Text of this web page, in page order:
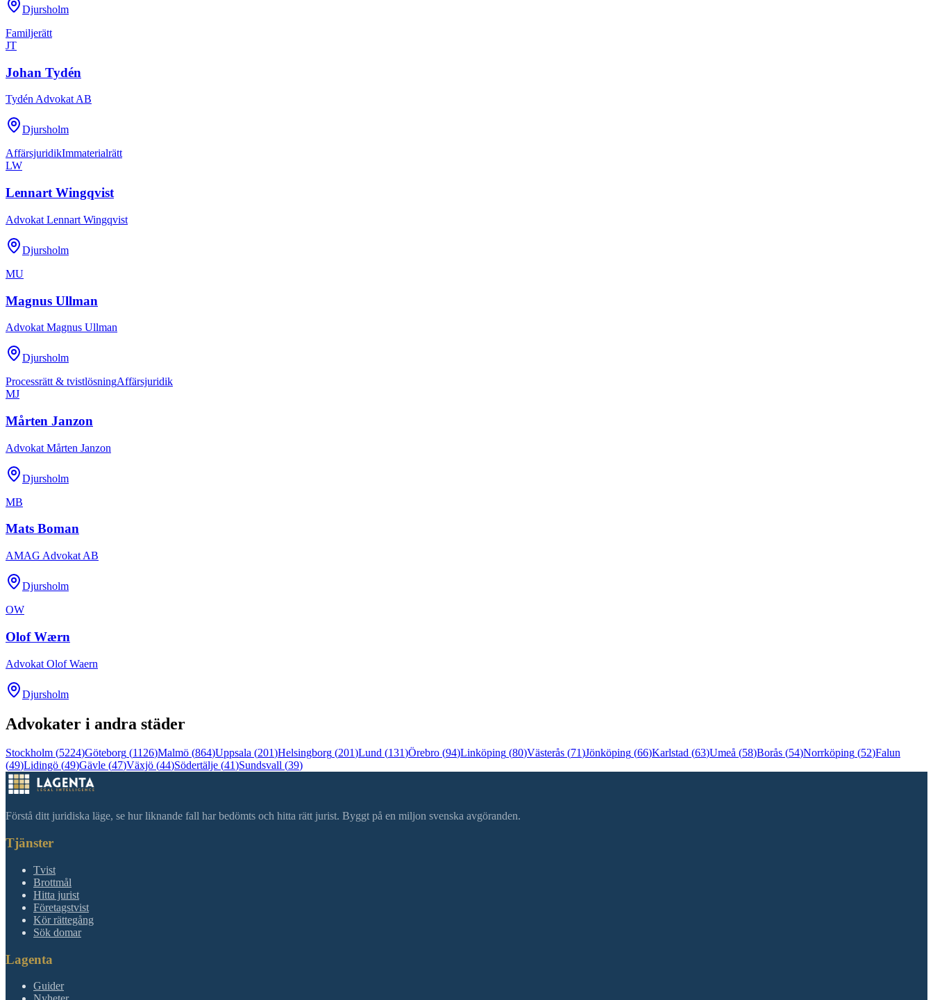
Djursholm
Familjerätt
JT
Johan Tydén
Tydén Advokat AB
Djursholm
AffärsjuridikImmaterialrätt
LW
Lennart Wingqvist
Advokat Lennart Wingqvist
Djursholm
MU
Magnus Ullman
Advokat Magnus Ullman
Djursholm
Processrätt & tvistlösningAffärsjuridik
MJ
Mårten Janzon
Advokat Mårten Janzon
Djursholm
MB
Mats Boman
AMAG Advokat AB
Djursholm
OW
Olof Wærn
Advokat Olof Waern
Djursholm
Advokater i andra städer
Stockholm (5224)Göteborg (1126)Malmö (864)Uppsala (201)Helsingborg (201)Lund (131)Örebro (94)Linköping (80)Västerås (71)Jönköping (66)Karlstad (63)Umeå (58)Borås (54)Norrköping (52)Falun
(49)Lidingö (49)Gävle (47)Växjö (44)Södertälje (41)Sundsvall (39)
Förstå ditt juridiska läge, se hur liknande fall har bedömts och hitta rätt jurist. Byggt på en miljon svenska avgöranden.
Tjänster
Tvist
Brottmål
Hitta jurist
Företagstvist
Kör rättegång
Sök domar
Lagenta
Guider